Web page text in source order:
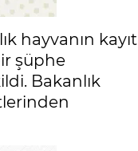
hayvanın kayıt
şüphe
Bakanlık